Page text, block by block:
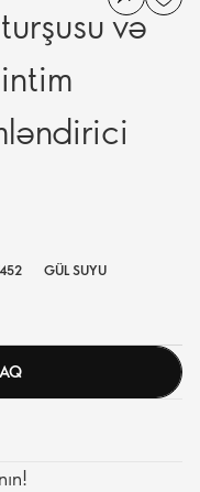
və
GÜL SUYU